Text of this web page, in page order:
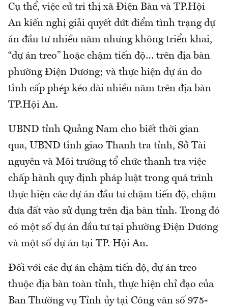
Cụ thể, việc cử tri thị xã Điện Bàn và TP.Hội
An kiến nghị giải quyết dứt điểm tình trạng dự
án đầu tư nhiều năm nhưng không triển khai,
“dự án treo” hoặc chậm tiến độ… trên địa bàn
phường Điện Dương; và thực hiện dự án do
tỉnh cấp phép kéo dài nhiều năm trên địa bàn
TP.Hội An.
UBND tỉnh Quảng Nam cho biết thời gian
qua, UBND tỉnh giao Thanh tra tỉnh, Sở Tài
nguyên và Môi trường tổ chức thanh tra việc
chấp hành quy định pháp luật trong quá trình
thực hiện các dự án đầu tư chậm tiến độ, chậm
đưa đất vào sử dụng trên địa bàn tỉnh. Trong đó
có một số dự án đầu tư tại phường Điện Dương
và một số dự án tại TP. Hội An.
Đối với các dự án chậm tiến độ, dự án treo
thuộc địa bàn toàn tỉnh, thực hiện chỉ đạo của
Ban Thường vụ Tỉnh ủy tại Công văn số 975-